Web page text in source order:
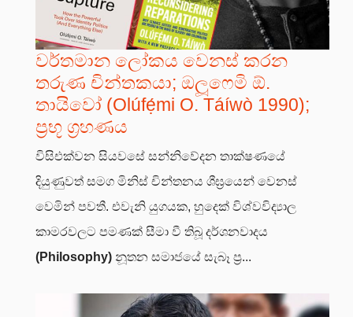
වර්තමාන ලෝකය වෙනස් කරන
තරුණ චින්තකයා; ඔලූෆෙමි ඕ.
තායිවෝ (Olúfẹ́mi O. Táíwò 1990);
ප්‍රභූ ග්‍රහණය
විසිඑක්වන සියවසේ සන්නිවේදන තාක්ෂණයේ
දියුණුවත් සමග මිනිස් චින්තනය ශීඝ්‍රයෙන් වෙනස්
වෙමින් පවතී. එවැනි යුගයක, හුදෙක් විශ්වවිද්‍යාල
කාමරවලට පමණක් සීමා වී තිබූ දර්ශනවාදය
(Philosophy) නූතන සමාජයේ සැබෑ ප්‍ර...